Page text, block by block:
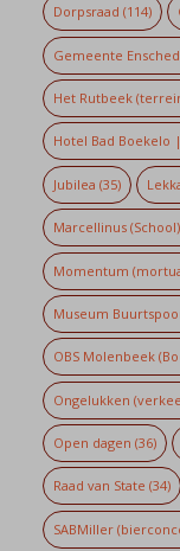
Dorpsraad (114)
Gemeente
Het Rutbeek
Hotel Bad Boekelo
Jubilea (35)
Marcellinus (School)
Momentum
Museum
OBS Molenbeek
Ongelukken
Open dagen (36)
Raad van State (34)
SABMiller